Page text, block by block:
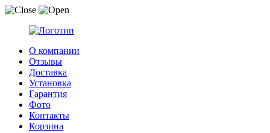
О компании
Отзывы
Доставка
Установка
Гарантия
Фото
Контакты
Корзина